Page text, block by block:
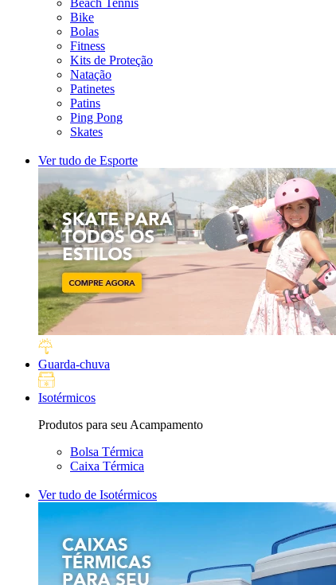
Beach Tennis
Bike
Bolas
Fitness
Kits de Proteção
Natação
Patinetes
Patins
Ping Pong
Skates
Ver tudo de Esporte
Guarda-chuva
Isotérmicos
Produtos para seu Acampamento
Bolsa Térmica
Caixa Térmica
Ver tudo de Isotérmicos